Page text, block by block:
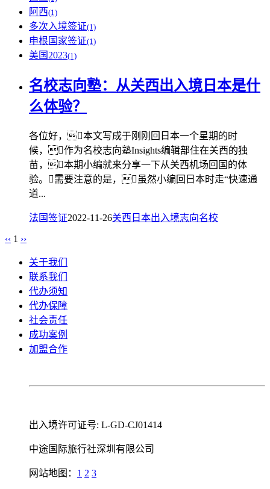
阿西(1)
多次入境签证(1)
申根国家签证(1)
美国2023(1)
名校志向塾：从关西出入境日本是什
么体验？
各位好，本文写成于刚刚回日本一个星期的时
候，作为名校志向塾Insights编辑部住在关西的独
苗，本期小编就来分享一下从关西机场回国的体
验。需要注意的是，虽然小编回日本时走“快速通
道...
法国签证2022-11-26关西 日本出入境志向名校
‹‹ 1 ››
关于我们
联系我们
代办须知
代办保障
社会责任
成功案例
加盟合作
出入境许可证号: L-GD-CJ01414
中途国际旅行社深圳有限公司
网站地图： 1 2 3